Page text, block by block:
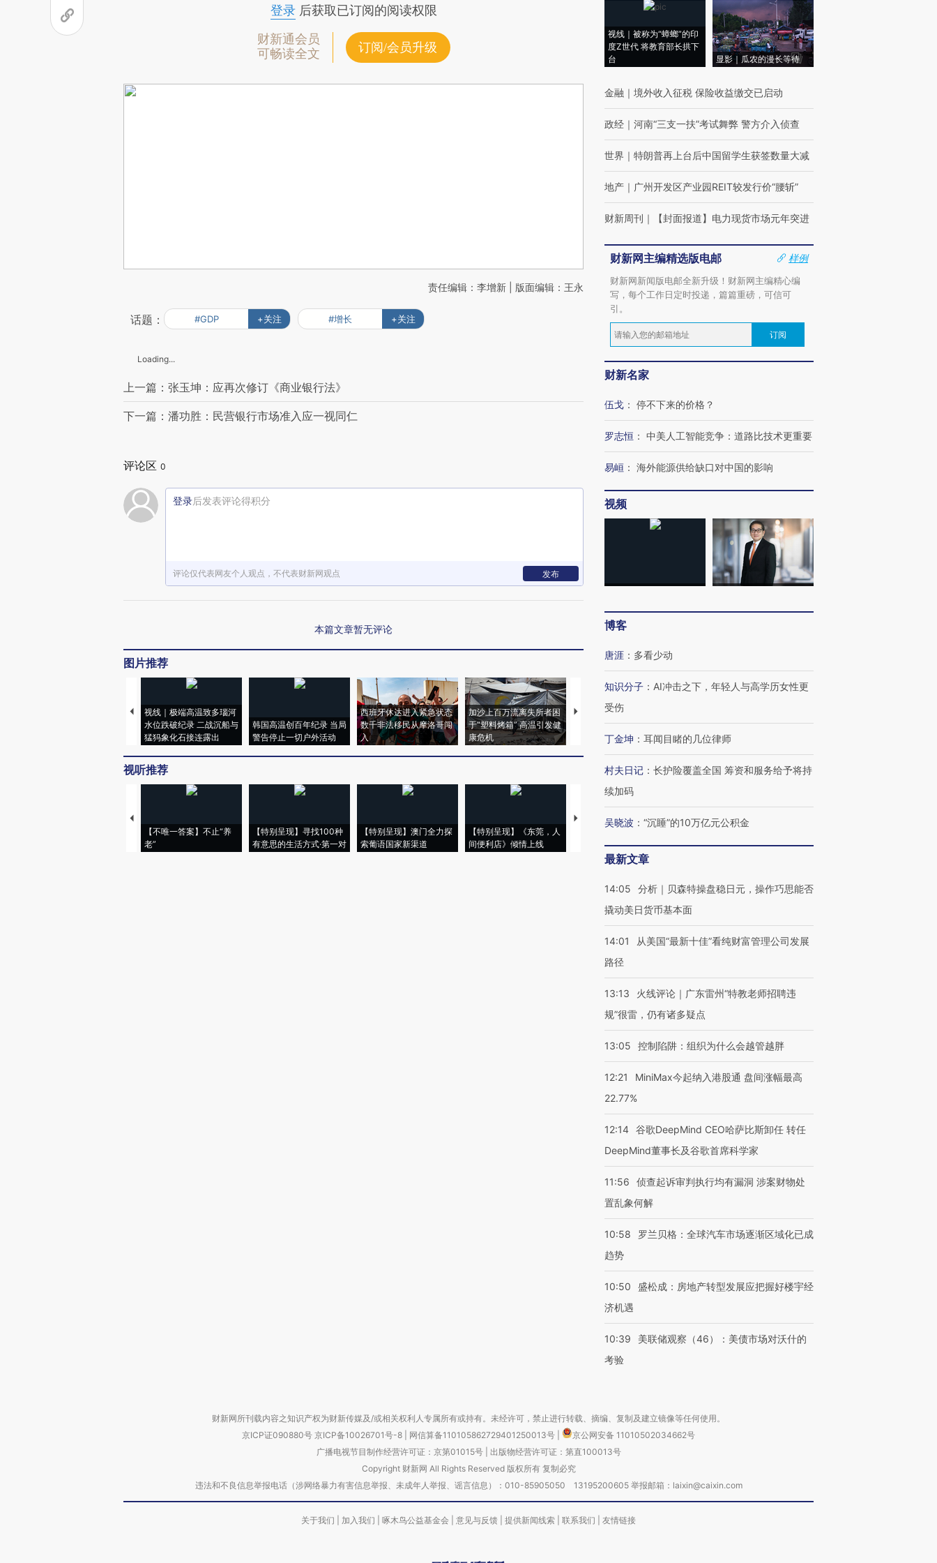
登录后获取已订阅的阅读权限
财新通会员
可畅读全文
订阅/会员升级
责任编辑：李增新 | 版面编辑：王永
话题： #GDP +关注 #增长 +关注
Loading...
上一篇：张玉坤：应再次修订《商业银行法》
下一篇：潘功胜：民营银行市场准入应一视同仁
评论区 0
登录后发表评论得积分
评论仅代表网友个人观点，不代表财新网观点 发布
本篇文章暂无评论
图片推荐
视线｜极端高温致多瑙河
水位跌破纪录 二战沉船与
猛犸象化石接连露出
韩国高温创百年纪录 当局
警告停止一切户外活动
西班牙休达进入紧急状态
数千非法移民从摩洛哥闯
入
加沙上百万流离失所者困
于“塑料烤箱” 高温引发健
康危机
马航飞行员跨国走私7万
粒摇头丸 尿检体内含3种
泽连斯基密集出访美英 索
要防空导弹“救急”
秘鲁纳斯卡观光飞机坠毁
视听推荐
【不唯一答案】不止“养
老”
【特别呈现】寻找100种
有意思的生活方式·第一对
【特别呈现】澳门全力探
索葡语国家新渠道
【特别呈现】《东莞，人
间便利店》倾情上线
【推广】走进第四届链博
有意思的生活方式·第三对
住三大增长引擎是什么？
视线｜被称为“蟑螂”的印
度Z世代 将教育部长拱下
台
显影｜瓜农的漫长等待
金融 ｜ 境外收入征税 保险收益缴交已启动
政经 ｜ 河南“三支一扶”考试舞弊 警方介入侦查
世界 ｜ 特朗普再上台后中国留学生获签数量大减
地产 ｜ 广州开发区产业园REIT较发行价“腰斩”
财新周刊 ｜ 【封面报道】电力现货市场元年突进
财新网主编精选版电邮
样例
财新网新闻版电邮全新升级！财新网主编精心编
写，每个工作日定时投递，篇篇重磅，可信可
引。
订阅
财新名家
伍戈 ： 停不下来的价格？
罗志恒 ： 中美人工智能竞争：道路比技术更重要
易峘 ： 海外能源供给缺口对中国的影响
视频
博客
唐涯 ： 多看少动
知识分子 ： AI冲击之下，年轻人与高学历女性更
受伤
丁金坤 ： 耳闻目睹的几位律师
村夫日记 ： 长护险覆盖全国 筹资和服务给予将持
续加码
吴晓波 ： “沉睡”的10万亿元公积金
最新文章
14:05
分析｜贝森特操盘稳日元，操作巧思能否
撬动美日货币基本面
14:01
从美国“最新十佳”看纯财富管理公司发展
路径
13:13
火线评论｜广东雷州“特教老师招聘违
规”很雷，仍有诸多疑点
13:05 控制陷阱：组织为什么会越管越胖
12:21
MiniMax今起纳入港股通 盘间涨幅最高
22.77%
12:14 谷歌DeepMind CEO哈萨比斯卸任 转任
DeepMind董事长及谷歌首席科学家
11:56
侦查起诉审判执行均有漏洞 涉案财物处
置乱象何解
10:58
罗兰贝格：全球汽车市场逐渐区域化已成
趋势
10:50
盛松成：房地产转型发展应把握好楼宇经
济机遇
10:39
美联储观察（46）：美债市场对沃什的
考验
财新网所刊载内容之知识产权为财新传媒及/或相关权利人专属所有或持有。未经许可，禁止进行转载、摘编、复制及建立镜像等任何使用。
京ICP证090880号 京ICP备10026701号-8 网信算备110105862729401250013号
京公网安备 11010502034662号
广播电视节目制作经营许可证：京第01015号| 出版物经营许可证：第直100013号
Copyright 财新网 All Rights Reserved 版权所有 复制必究
违法和不良信息举报电话（涉网络暴力有害信息举报、未成年人举报、谣言信息）：010-85905050 13195200605 举报邮箱：laixin@caixin.com
关于我们 加入我们 啄木鸟公益基金会 意见与反馈 提供新闻线索 联系我们 友情链接